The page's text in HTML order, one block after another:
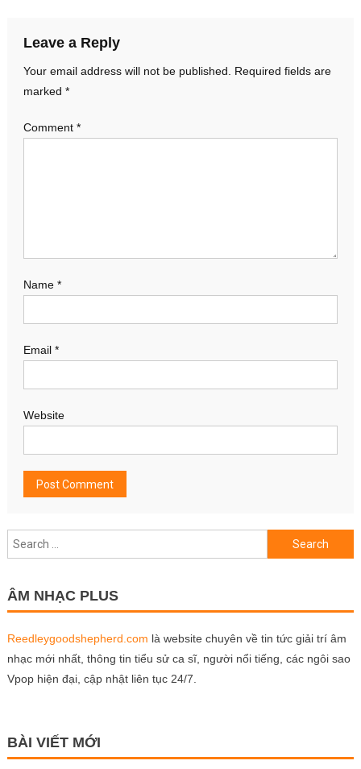
Leave a Reply
Your email address will not be published. Required fields are
marked *
Comment *
Name *
Email *
Website
Search
for:
ÂM NHẠC PLUS
Reedleygoodshepherd.com là website chuyên về tin tức giải trí âm
nhạc mới nhất, thông tin tiểu sử ca sĩ, người nổi tiếng, các ngôi sao
Vpop hiện đại, cập nhật liên tục 24/7.
BÀI VIẾT MỚI